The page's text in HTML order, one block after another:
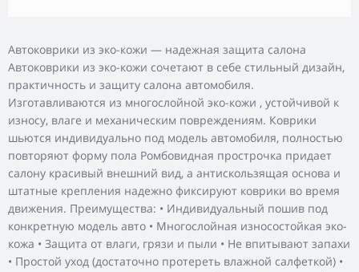
Автоковрики из эко-кожи — надежная защита салона
Автоковрики из эко-кожи сочетают в себе стильный дизайн,
практичность и защиту салона автомобиля.
Изготавливаются из многослойной эко-кожи , устойчивой к
износу, влаге и механическим повреждениям. Коврики
шьются индивидуально под модель автомобиля, полностью
повторяют форму пола Ромбовидная прострочка придает
салону красивый внешний вид, а антискользящая основа и
штатные крепления надежно фиксируют коврики во время
движения. Преимущества: • Индивидуальный пошив под
конкретную модель авто • Многослойная износостойкая эко-
кожа • Защита от влаги, грязи и пыли • Не впитывают запахи
• Простой уход (достаточно протереть влажной салфеткой) •